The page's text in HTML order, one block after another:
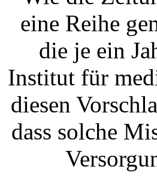
eine Reihe
die je ein
Institut für
diesen
dass solche